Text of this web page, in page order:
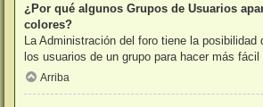
¿Por qué algunos Grupos de Usuarios
colores?
La Administración del foro tiene la posibilidad
los usuarios de un grupo para hacer más fácil
Arriba